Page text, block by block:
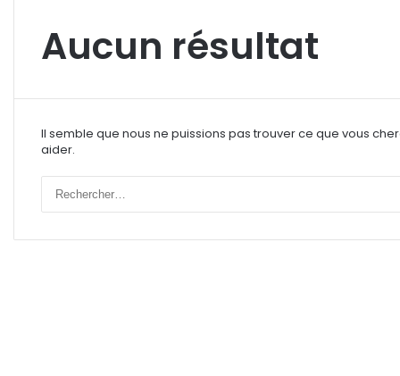
Aucun résultat
Il semble que nous ne puissions pas trouver ce que vous
aider.